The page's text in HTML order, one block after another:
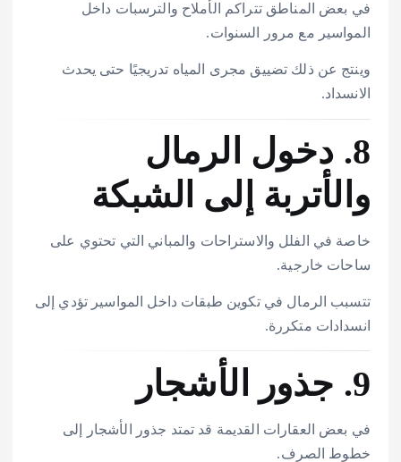
في بعض المناطق تتراكم الأملاح والترسبات داخل
المواسير مع مرور السنوات.
وينتج عن ذلك تضييق مجرى المياه تدريجيًا حتى يحدث
الانسداد.
8. دخول الرمال
والأتربة إلى الشبكة
خاصة في الفلل والاستراحات والمباني التي تحتوي على
ساحات خارجية.
تتسبب الرمال في تكوين طبقات داخل المواسير تؤدي إلى
انسدادات متكررة.
9. جذور الأشجار
في بعض العقارات القديمة قد تمتد جذور الأشجار إلى
خطوط الصرف.